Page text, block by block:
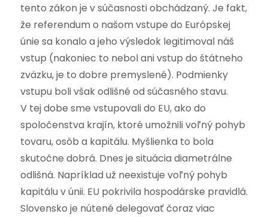
tento zákon je v súčasnosti obchádzaný. Je fakt,
že referendum o našom vstupe do Európskej
únie sa konalo a jeho výsledok legitimoval náš
vstup (nakoniec to nebol ani vstup do štátneho
zväzku, je to dobre premyslené). Podmienky
vstupu boli však odlišné od súčasného stavu.
V tej dobe sme vstupovali do EU, ako do
spoločenstva krajín, ktoré umožnili voľný pohyb
tovaru, osôb a kapitálu. Myšlienka to bola
skutočne dobrá. Dnes je situácia diametrálne
odlišná. Napríklad už neexistuje voľný pohyb
kapitálu v únii. EU pokrivila hospodárske pravidlá.
Slovensko je nútené delegovať čoraz viac